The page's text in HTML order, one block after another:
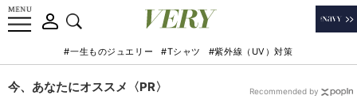
#一生ものジュエリー #Tシャツ #紫外線（UV）対策
今、あなたにオススメ〈PR〉 Recommended by